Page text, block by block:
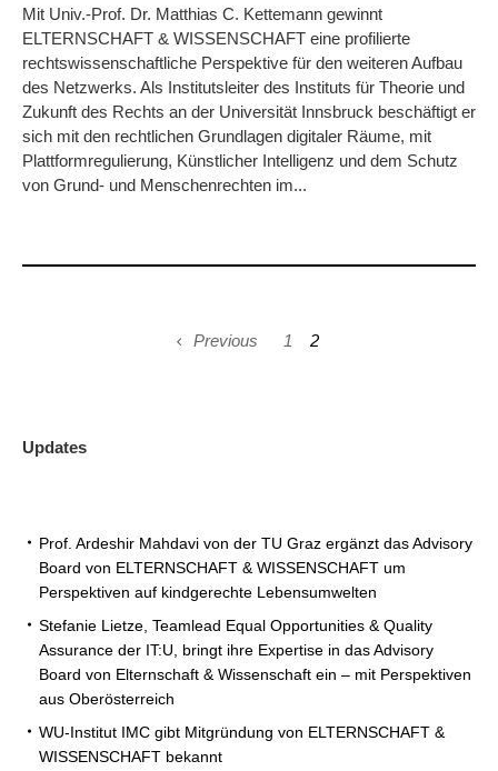
Mit Univ.-Prof. Dr. Matthias C. Kettemann gewinnt
ELTERNSCHAFT & WISSENSCHAFT eine profilierte
rechtswissenschaftliche Perspektive für den weiteren Aufbau
des Netzwerks. Als Institutsleiter des Instituts für Theorie und
Zukunft des Rechts an der Universität Innsbruck beschäftigt er
sich mit den rechtlichen Grundlagen digitaler Räume, mit
Plattformregulierung, Künstlicher Intelligenz und dem Schutz
von Grund- und Menschenrechten im...
Previous 1 2
Updates
Prof. Ardeshir Mahdavi von der TU Graz ergänzt das Advisory
Board von ELTERNSCHAFT & WISSENSCHAFT um
Perspektiven auf kindgerechte Lebensumwelten
Stefanie Lietze, Teamlead Equal Opportunities & Quality
Assurance der IT:U, bringt ihre Expertise in das Advisory
Board von Elternschaft & Wissenschaft ein – mit Perspektiven
aus Oberösterreich
WU-Institut IMC gibt Mitgründung von ELTERNSCHAFT &
WISSENSCHAFT bekannt